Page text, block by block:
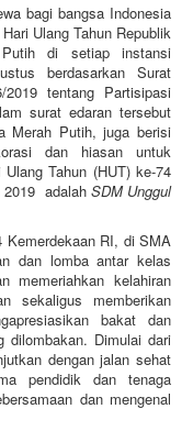
bangsa Indonesia
Ulang Tahun Republik
Putih di setiap instansi
berdasarkan Surat
2019 tentang Partisipasi
surat edaran tersebut
Merah Putih, juga berisi
dan hiasan untuk
Tahun (HUT) ke-74
2019 adalah SDM Unggul
RI, di SMA
dan lomba antar kelas
memeriahkan kelahiran
sekaligus memberikan
bakat dan
dilombakan. Dimulai dari
dengan jalan sehat
pendidik dan tenaga
dan mengenal